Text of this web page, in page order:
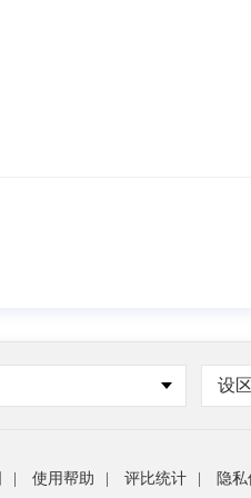
设
使用帮助 评比统计 隐